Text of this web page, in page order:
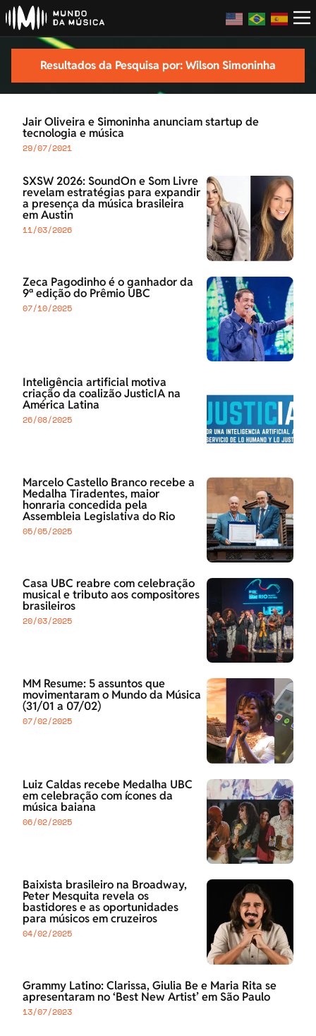
Resultados da Pesquisa por: Wilson Simoninha
Jair Oliveira e Simoninha anunciam startup de
tecnologia e música
29/07/2021
SXSW 2026: SoundOn e Som Livre
revelam estratégias para expandir
a presença da música brasileira
em Austin
11/03/2026
Zeca Pagodinho é o ganhador da
9ª edição do Prêmio UBC
07/10/2025
Inteligência artificial motiva
criação da coalizão JusticIA na
América Latina
26/08/2025
Marcelo Castello Branco recebe a
Medalha Tiradentes, maior
honraria concedida pela
Assembleia Legislativa do Rio
05/05/2025
Casa UBC reabre com celebração
musical e tributo aos compositores
brasileiros
20/03/2025
MM Resume: 5 assuntos que
movimentaram o Mundo da Música
(31/01 a 07/02)
07/02/2025
Luiz Caldas recebe Medalha UBC
em celebração com ícones da
música baiana
06/02/2025
Baixista brasileiro na Broadway,
Peter Mesquita revela os
bastidores e as oportunidades
para músicos em cruzeiros
04/02/2025
Grammy Latino: Clarissa, Giulia Be e Maria Rita se
apresentaram no ‘Best New Artist’ em São Paulo
13/07/2023